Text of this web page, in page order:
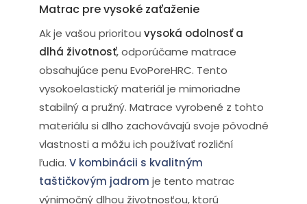
Matrac pre vysoké zaťaženie
Ak je vašou prioritou vysoká odolnosť a
dlhá životnosť, odporúčame matrace
obsahujúce penu EvoPoreHRC. Tento
vysokoelastický materiál je mimoriadne
stabilný a pružný. Matrace vyrobené z tohto
materiálu si dlho zachovávajú svoje pôvodné
vlastnosti a môžu ich používať rozliční
ľudia. V kombinácii s kvalitným
taštičkovým jadrom je tento matrac
výnimočný dlhou životnosťou, ktorú